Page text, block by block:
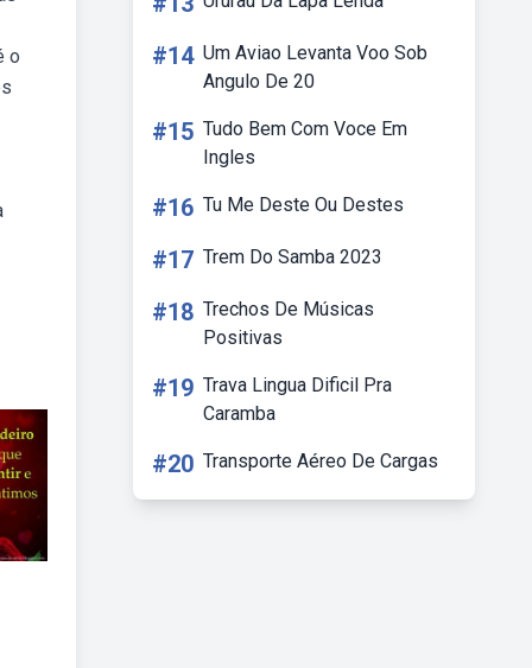
o
#14 Um Aviao Levanta Voo Sob
Angulo De 20
#15 Tudo Bem Com Voce Em
Ingles
#16 Tu Me Deste Ou Destes
#17 Trem Do Samba 2023
#18 Trechos De Músicas
Positivas
#19 Trava Lingua Dificil Pra
Caramba
#20 Transporte Aéreo De Cargas